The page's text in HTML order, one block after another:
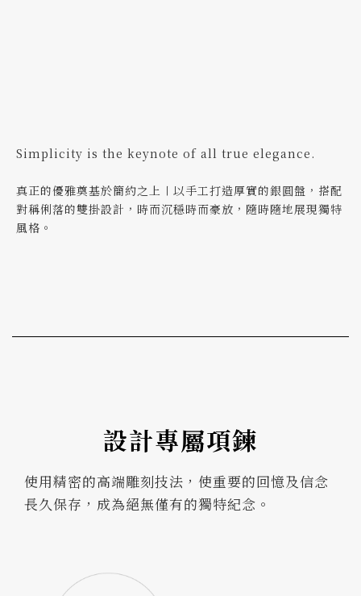
Simplicity is the keynote of all true elegance.
真正的優雅奠基於簡約之上〡以手工打造厚實的銀圓盤，搭配
對稱俐落的雙掛設計，時而沉穩時而豪放，隨時隨地展現獨特
風格。
設計專屬項鍊
使用精密的高端雕刻技法，使重要的回憶及信念
長久保存，成為絕無僅有的獨特紀念。